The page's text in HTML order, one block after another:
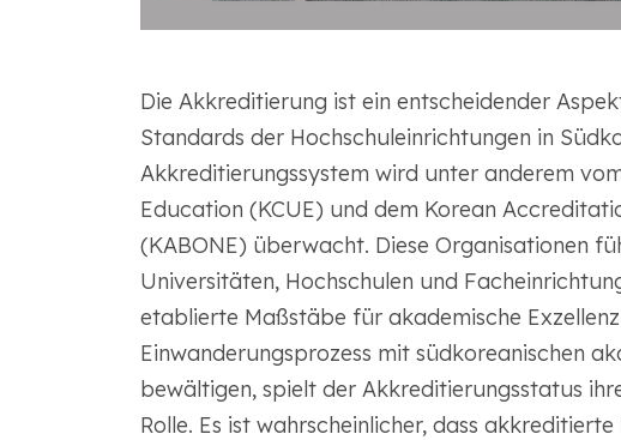
Die Akkreditierung ist ein entscheidender
Standards der Hochschuleinrichtungen in
Akkreditierungssystem wird unter anderem
Education (KCUE) und dem Korean
(KABONE) überwacht. Diese Organisationen
Universitäten, Hochschulen und
etablierte Maßstäbe für akademische
Einwanderungsprozess mit südkoreanischen
bewältigen, spielt der Akkreditierungsstatus
Rolle. Es ist wahrscheinlicher, dass